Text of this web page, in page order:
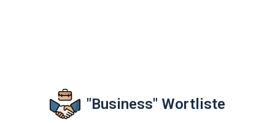
"Business" Wortliste